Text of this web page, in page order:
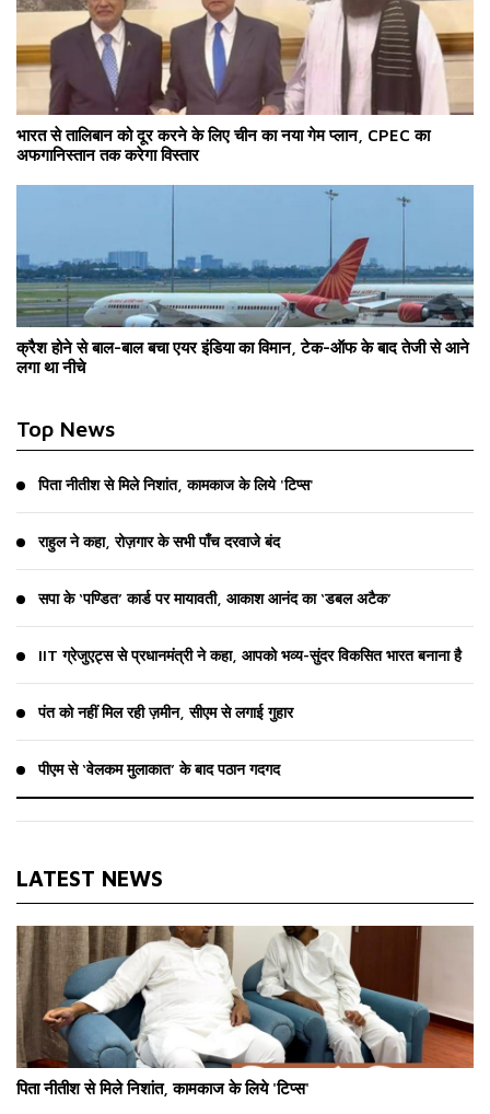
भारत से तालिबान को दूर करने के लिए चीन का नया गेम प्लान, CPEC का
अफगानिस्तान तक करेगा विस्तार
क्रैश होने से बाल-बाल बचा एयर इंडिया का विमान, टेक-ऑफ के बाद तेजी से आने
लगा था नीचे
Top News
पिता नीतीश से मिले निशांत, कामकाज के लिये 'टिप्स'
राहुल ने कहा, रोज़गार के सभी पाँच दरवाजे बंद
सपा के ‘पण्डित’ कार्ड पर मायावती, आकाश आनंद का ‘डबल अटैक’
IIT ग्रेजुएट्स से प्रधानमंत्री ने कहा, आपको भव्य-सुंदर विकसित भारत बनाना है
पंत को नहीं मिल रही ज़मीन, सीएम से लगाई गुहार
पीएम से ‘वेलकम मुलाकात’ के बाद पठान गदगद
LATEST NEWS
पिता नीतीश से मिले निशांत, कामकाज के लिये 'टिप्स'